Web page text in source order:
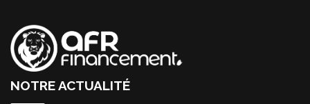
NOTRE ACTUALITÉ